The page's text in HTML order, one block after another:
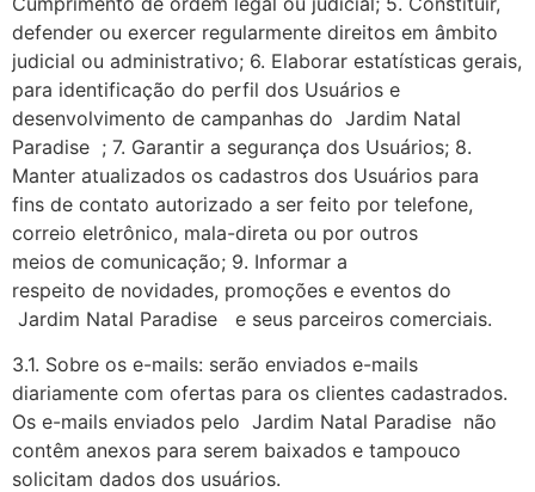
defender ou exercer regularmente direitos em âmbito
judicial ou administrativo; 6. Elaborar estatísticas gerais,
para identificação do perfil dos Usuários e
desenvolvimento de campanhas do Jardim Natal
Paradise ; 7. Garantir a segurança dos Usuários; 8.
Manter atualizados os cadastros dos Usuários para
fins de contato autorizado a ser feito por telefone,
correio eletrônico, mala-direta ou por outros
meios de comunicação; 9. Informar a
respeito de novidades, promoções e eventos do
Jardim Natal Paradise e seus parceiros comerciais.
3.1. Sobre os e-mails: serão enviados e-mails
diariamente com ofertas para os clientes cadastrados.
Os e-mails enviados pelo Jardim Natal Paradise não
contêm anexos para serem baixados e tampouco
solicitam dados dos usuários.